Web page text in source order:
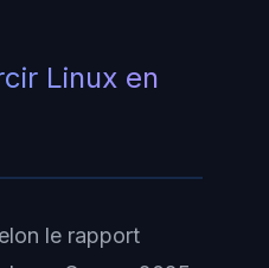
Linux en
le rapport